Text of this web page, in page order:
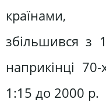
країнами,
збільшився з
наприкінці
1:15 до 2000 p.